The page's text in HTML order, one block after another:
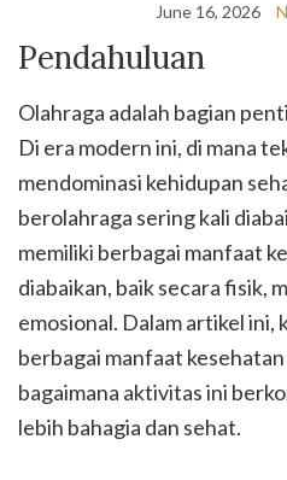
June 16, 2026
Pendahuluan
Olahraga adalah bagian
Di era modern ini, di mana
mendominasi kehidupan
berolahraga sering kali
memiliki berbagai manfaat
diabaikan, baik secara fisik,
emosional. Dalam artikel ini,
berbagai manfaat
bagaimana aktivitas ini
lebih bahagia dan sehat.